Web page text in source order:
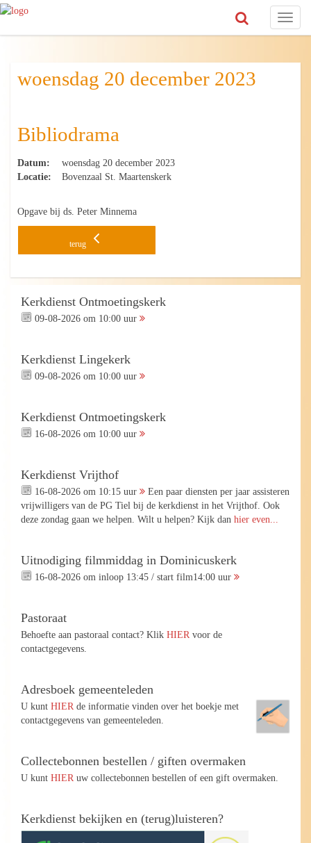
Toggle
woensdag 20 december 2023
Bibliodrama
Datum:
woensdag 20 december 2023
Locatie:
Bovenzaal St. Maartenskerk
Opgave bij ds. Peter Minnema
terug
Kerkdienst Ontmoetingskerk
09-08-2026 om 10:00 uur
Kerkdienst Lingekerk
09-08-2026 om 10:00 uur
Kerkdienst Ontmoetingskerk
16-08-2026 om 10:00 uur
Kerkdienst Vrijthof
16-08-2026 om 10:15 uur
Een paar diensten per jaar assisteren
vrijwilligers van de PG Tiel bij de kerkdienst in het Vrijthof. Ook
deze zondag gaan we helpen. Wilt u helpen? Kijk dan hier even...
Uitnodiging filmmiddag in Dominicuskerk
16-08-2026 om inloop 13:45 / start film14:00 uur
Pastoraat
Behoefte aan pastoraal contact? Klik HIER voor de
contactgegevens.
Adresboek gemeenteleden
U kunt HIER de informatie vinden over het boekje met
contactgegevens van gemeenteleden.
Collectebonnen bestellen / giften overmaken
U kunt HIER uw collectebonnen bestellen of een gift overmaken.
Kerkdienst bekijken en (terug)luisteren?